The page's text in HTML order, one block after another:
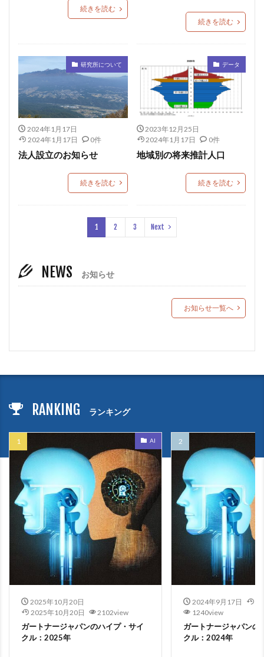
続きを読む
続きを読む
研究所について
2024年1月17日
2024年1月17日
0件
法人設立のお知らせ
続きを読む
データ
2023年12月25日
2024年1月17日
0件
地域別の将来推計人口
続きを読む
1 2 3 Next
NEWS お知らせ
お知らせ一覧へ
RANKING ランキング
AI
2025年10月20日
2025年10月20日
2102view
ガートナージャパンのハイプ・サイ
クル：2025年
2024年9月17日
1240view
ガートナージャパンの
クル：2024年